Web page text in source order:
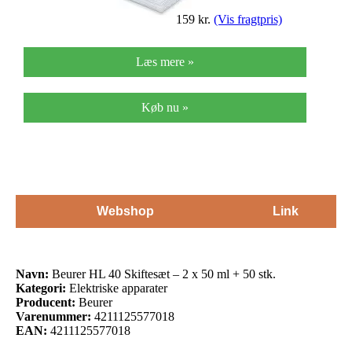
159 kr. (Vis fragtpris)
Læs mere »
Køb nu »
Webshop Link
Navn: Beurer HL 40 Skiftesæt – 2 x 50 ml + 50 stk.
Kategori: Elektriske apparater
Producent: Beurer
Varenummer: 4211125577018
EAN: 4211125577018